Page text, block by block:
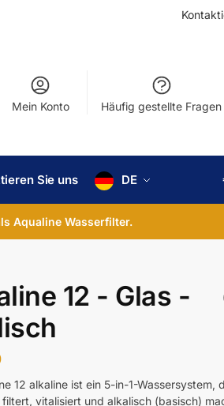
Mein Konto Häufig gestellte Fragen
Sie uns DE
Aqualine Wasserfilter.
12 - Glas -
12 alkaline ist ein 5-in-1-Wassersystem,
filtert, vitalisiert und alkalisch (basisch)